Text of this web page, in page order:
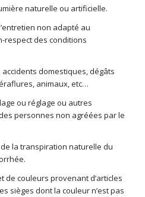
naturelle ou artificielle.
non adapté au
respect des conditions
domestiques, dégâts
animaux, etc…
ou réglage ou autres
personnes non agréées par le
la transpiration naturelle du
de couleurs provenant d’articles
sièges dont la couleur n’est pas